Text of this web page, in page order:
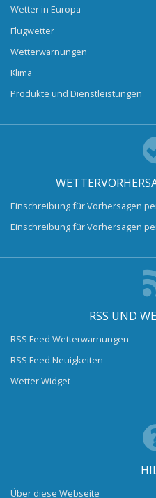
Wetter in Europa
Flugwetter
Wetterwarnungen
Klima
Produkte und Dienstleistungen
Einschreibung für Vorhersagen
Einschreibung für Vorhersagen
RSS UND
RSS Feed Wetterwarnungen
RSS Feed Neuigkeiten
Wetter Widget
Über diese Webseite